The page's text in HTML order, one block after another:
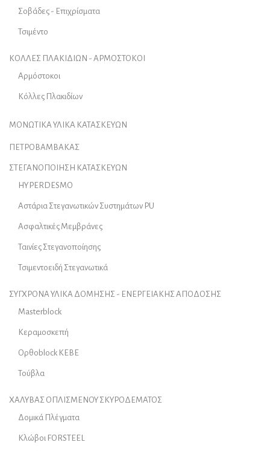
Σοβάδες - Επιχρίσματα
Τσιμέντο
ΚΟΛΛΕΣ ΠΛΑΚΙΔΙΩΝ - ΑΡΜΟΣΤΟΚΟΙ
Αρμόστοκοι
Κόλλες Πλακιδίων
ΜΟΝΩΤΙΚΑ ΥΛΙΚΑ ΚΑΤΑΣΚΕΥΩΝ
ΠΕΤΡΟΒΑΜΒΑΚΑΣ
ΣΤΕΓΑΝΟΠΟΙΗΣΗ ΚΑΤΑΣΚΕΥΩΝ
HYPERDESMO
Αστάρια Στεγανωτικών Συστημάτων PU
Ασφαλτικές Μεμβράνες
Ταινίες Στεγανοποίησης
Τσιμεντοειδή Στεγανωτικά
ΣΥΓΧΡΟΝΑ ΥΛΙΚΑ ΔΟΜΗΣΗΣ - ΕΝΕΡΓΕΙΑΚΗΣ ΑΠΟΔΟΣΗΣ
Masterblock
Κεραμοσκεπή
Ορθοblock KEBE
Τούβλα
ΧΑΛΥΒΑΣ ΟΠΛΙΣΜΕΝΟΥ ΣΚΥΡΟΔΕΜΑΤΟΣ
Δομικά Πλέγματα
Κλώβοι FORSTEEL